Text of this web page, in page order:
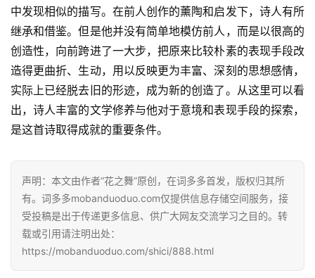
歌
词
古
今
诗
词
贺
词
网
络
登录 注册
中发现相似的描写。在前人创作的薰陶和启发下，诗人有所
继承和借鉴。但是他并没有简单地模仿前人，而是以很高的
创造性，向前跨进了一大步，把原来比较朴素的表现手段改
造得更曲折、生动，用以反映更为丰富、深刻的思想感情，
实际上已经脱去旧的形迹，成为新的创造了。从这里可以看
出，诗人丰富的文学修养与他对于意境和表现手段的探索，
是这首诗取得成就的重要条件。
声明：本文由作者“花之舞”原创，在词多多首发，版权归其所
有。词多多mobanduoduo.com仅提供信息存储空间服务，接
受投稿是出于传递更多信息、供广大网友交流学习之目的。转
载或引用请注明出处：
https://mobanduoduo.com/shici/888.html